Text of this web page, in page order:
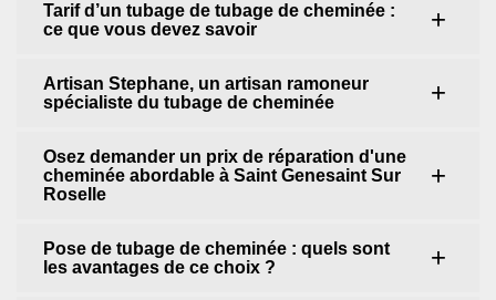
Tarif d’un tubage de tubage de cheminée :
ce que vous devez savoir
Artisan Stephane, un artisan ramoneur
spécialiste du tubage de cheminée
Osez demander un prix de réparation d'une
cheminée abordable à Saint Genesaint Sur
Roselle
Pose de tubage de cheminée : quels sont
les avantages de ce choix ?